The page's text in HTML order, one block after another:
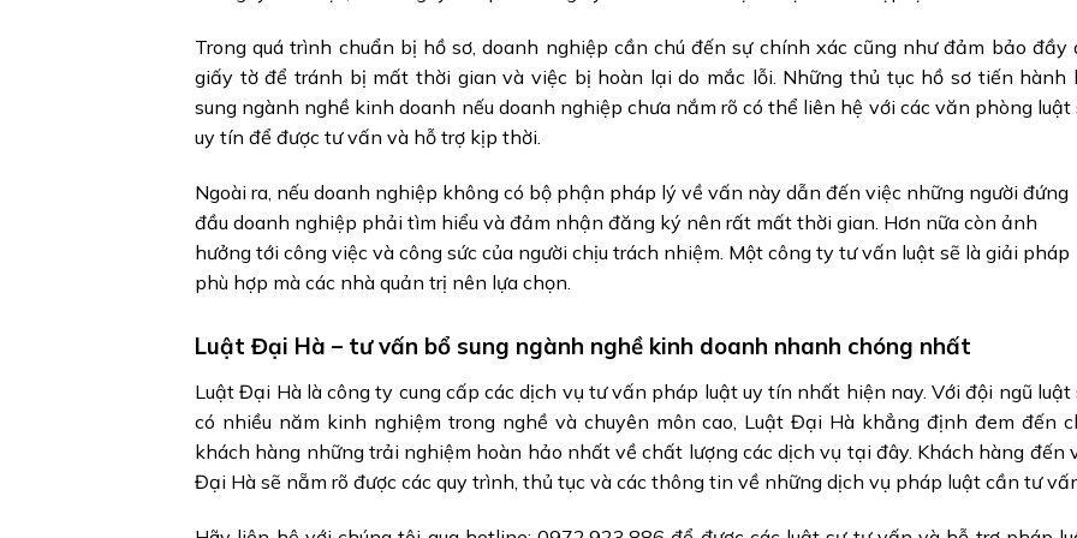
Trong quá trình chuẩn bị hồ sơ, doanh nghiệp cần chú đến sự chính xác cũng như đảm bảo đầy
giấy tờ để tránh bị mất thời gian và việc bị hoàn lại do mắc lỗi. Những thủ tục hồ sơ tiến hành
sung ngành nghề kinh doanh nếu doanh nghiệp chưa nắm rõ có thể liên hệ với các văn phòng luật
uy tín để được tư vấn và hỗ trợ kịp thời.
Ngoài ra, nếu doanh nghiệp không có bộ phận pháp lý về vấn này dẫn đến việc những người đứng
đầu doanh nghiệp phải tìm hiểu và đảm nhận đăng ký nên rất mất thời gian. Hơn nữa còn ảnh
hưởng tới công việc và công sức của người chịu trách nhiệm. Một công ty tư vấn luật sẽ là giải pháp
phù hợp mà các nhà quản trị nên lựa chọn.
Luật Đại Hà – tư vấn bổ sung ngành nghề kinh doanh nhanh chóng nhất
Luật Đại Hà là công ty cung cấp các dịch vụ tư vấn pháp luật uy tín nhất hiện nay. Với đội ngũ luật
có nhiều năm kinh nghiệm trong nghề và chuyên môn cao, Luật Đại Hà khẳng định đem đến
khách hàng những trải nghiệm hoàn hảo nhất về chất lượng các dịch vụ tại đây. Khách hàng đến
Đại Hà sẽ nẵm rõ được các quy trình, thủ tục và các thông tin về những dịch vụ pháp luật cần tư